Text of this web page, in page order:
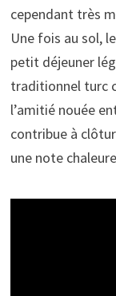
cependant très
Une fois au sol,
petit déjeuner
traditionnel turc
l’amitié nouée
contribue à
une note